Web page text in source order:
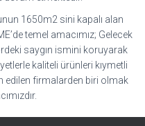
1650m2 sini kapalı alan
temel amacımız; Gelecek
saygın ismini koruyarak
kaliteli ürünleri kıymetli
edilen firmalarden biri olmak